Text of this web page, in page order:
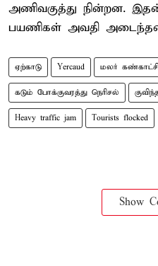
அணிவகுத்து நின்றன.
பயணிகள் அவதி
ஏற்காடு Yercaud மலர் கண்காட்சி
கடும் போக்குவரத்து நெரிசல்
Heavy traffic jam Tourists flocked
Show